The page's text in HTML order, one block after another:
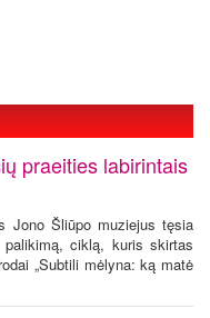
praeities labirintais
Jono Šliūpo muziejus tęsia
palikimą, ciklą, kuris skirtas
„Subtili mėlyna: ką matė